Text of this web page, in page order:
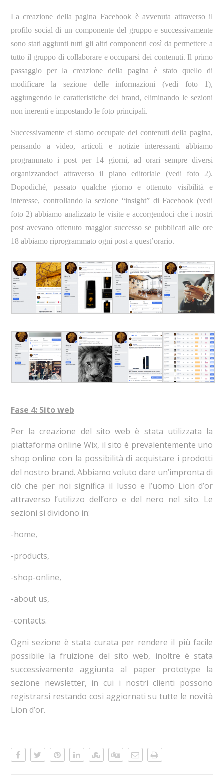
La creazione della pagina Facebook è avvenuta attraverso il
profilo social di un componente del gruppo e successivamente
sono stati aggiunti tutti gli altri componenti così da permettere a
tutto il gruppo di collaborare e occuparsi dei contenuti. Il primo
passaggio per la creazione della pagina è stato quello di
modificare la sezione delle informazioni (vedi foto 1),
aggiungendo le caratteristiche del brand, eliminando le sezioni
non inerenti e impostando le foto principali.
Successivamente ci siamo occupate dei contenuti della pagina,
pensando a video, articoli e notizie interessanti abbiamo
programmato i post per 14 giorni, ad orari sempre diversi
organizzandoci attraverso il piano editoriale (vedi foto 2).
Dopodiché, passato qualche giorno e ottenuto visibilità e
interesse, controllando la sezione “insight” di Facebook (vedi
foto 2) abbiamo analizzato le visite e accorgendoci che i nostri
post avevano ottenuto maggior successo se pubblicati alle ore
18 abbiamo riprogrammato ogni post a quest’orario.
Fase 4: Sito web
Per la creazione del sito web è stata utilizzata la
piattaforma online Wix, il sito è prevalentemente uno
shop online con la possibilità di acquistare i prodotti
del nostro brand. Abbiamo voluto dare un’impronta di
ciò che per noi significa il lusso e l’uomo Lion d’or
attraverso l’utilizzo dell’oro e del nero nel sito. Le
sezioni si dividono in:
-home,
-products,
-shop-online,
-about us,
-contacts.
Ogni sezione è stata curata per rendere il più facile
possibile la fruizione del sito web, inoltre è stata
successivamente aggiunta al paper prototype la
sezione newsletter, in cui i nostri clienti possono
registrarsi restando cosi aggiornati su tutte le novità
Lion d’or.